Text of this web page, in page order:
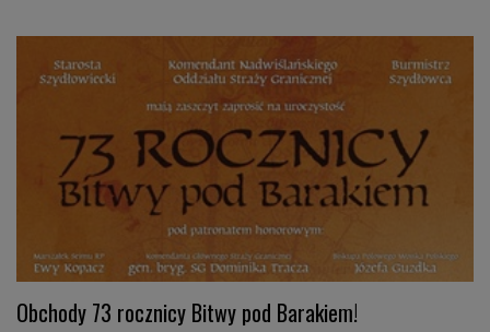
Obchody 73 rocznicy Bitwy pod Barakiem!